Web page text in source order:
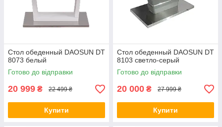
Стол обеденный DAOSUN DT
8073 белый
Готово до відправки
20 999 ₴ 22 499 ₴
Купити
Стол обеденный DAOSUN DT
8103 светло-серый
Готово до відправки
20 000 ₴ 27 999 ₴
Купити